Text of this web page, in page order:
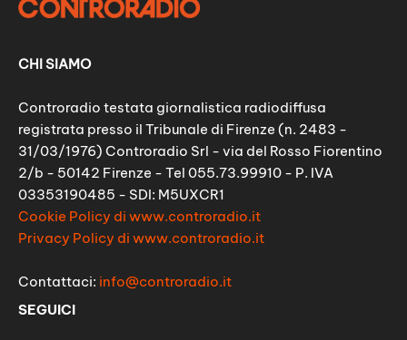
CHI SIAMO
Controradio testata giornalistica radiodiffusa
registrata presso il Tribunale di Firenze (n. 2483 -
31/03/1976) Controradio Srl - via del Rosso Fiorentino
2/b - 50142 Firenze - Tel 055.73.99910 - P. IVA
03353190485 - SDI: M5UXCR1
Cookie Policy di www.controradio.it
Privacy Policy di www.controradio.it
Contattaci: info@controradio.it
SEGUICI